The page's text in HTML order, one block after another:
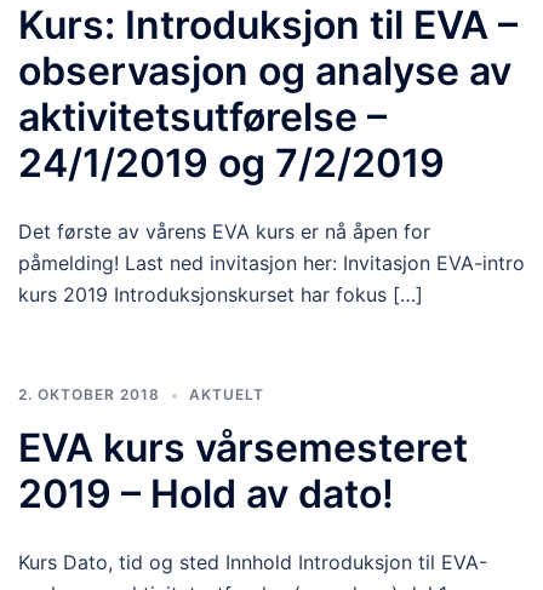
Kurs: Introduksjon til EVA –
observasjon og analyse av
aktivitetsutførelse –
24/1/2019 og 7/2/2019
Det første av vårens EVA kurs er nå åpen for
påmelding! Last ned invitasjon her: Invitasjon EVA-intro
kurs 2019 Introduksjonskurset har fokus […]
2. OKTOBER 2018 AKTUELT
EVA kurs vårsemesteret
2019 – Hold av dato!
Kurs Dato, tid og sted Innhold Introduksjon til EVA-